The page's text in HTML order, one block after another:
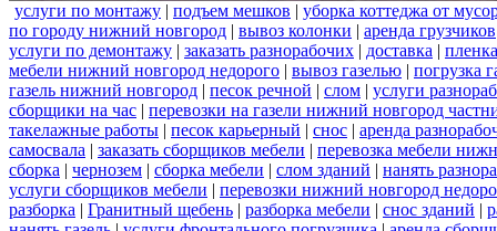
услуги по монтажу | подъем мешков | уборка коттеджа от
по городу нижний новгород | вывоз колонки | аренда грузчиков
услуги по демонтажу | заказать разнорабочих | доставка | пленка
мебели нижний новгород недорого | вывоз газелью | погрузка
газель нижний новгород | песок речной | слом | услуги
сборщики на час | перевозки на газели нижний новгород
такелажные работы | песок карьерный | снос | аренда
самосвала | заказать сборщиков мебели | перевозка мебели
сборка | чернозем | сборка мебели | слом зданий | нанять
услуги сборщиков мебели | перевозки нижний новгород
разборка | Гранитный щебень | разборка мебели | снос зданий |